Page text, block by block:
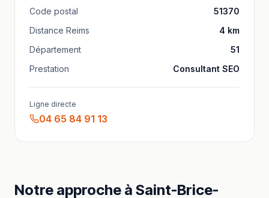
Code postal
51370
Distance Reims 4 km
Département
51
Prestation
Consultant SEO
Ligne directe
04 65 84 91 13
Notre approche à Saint-Brice-